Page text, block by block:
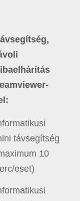
távsegítség
10
eset)